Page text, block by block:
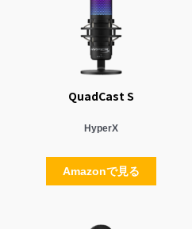
QuadCast S
HyperX
Amazonで見る